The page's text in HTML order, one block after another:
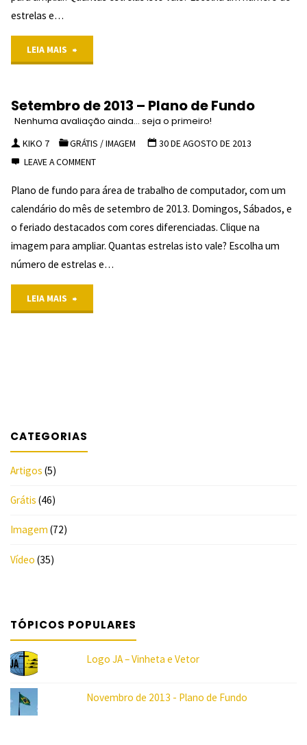
estrelas e…
LEIA MAIS
2013
Plano
de
Fundo
NENHUMA
Setembro de 2013 – Plano de Fundo
Nenhuma avaliação ainda... seja o primeiro!
KIKO 7 GRÁTIS /IMAGEM
30 DE AGOSTO DE 2013
LEAVE A COMMENT
Plano de fundo para área de trabalho de computador, com um
calendário do mês de setembro de 2013. Domingos, Sábados, e
o feriado destacados com cores diferenciadas. Clique na
imagem para ampliar. Quantas estrelas isto vale? Escolha um
número de estrelas e…
LEIA MAIS
de
"
CATEGORIAS
Artigos (5)
Grátis (46)
Imagem (72)
Vídeo (35)
TÓPICOS POPULARES
Logo JA – Vinheta e Vetor
Novembro de 2013 - Plano de Fundo